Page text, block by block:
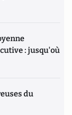
: jusqu'où
du